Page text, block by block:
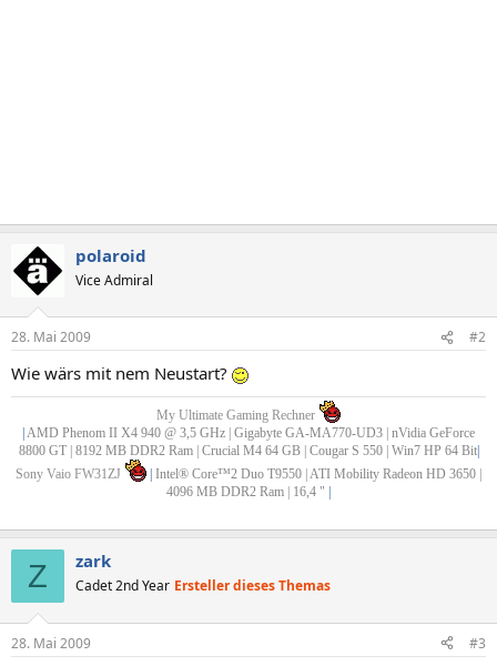
polaroid
Vice Admiral
28. Mai 2009 #2
Wie wärs mit nem Neustart?
My Ultimate Gaming Rechner
AMD Phenom II X4 940 @ 3,5 GHz | Gigabyte GA-MA770-UD3 | nVidia GeForce
8800 GT | 8192 MB DDR2 Ram | Crucial M4 64 GB | Cougar S 550 | Win7 HP 64 Bit|
Sony Vaio FW31ZJ
Intel® Core™2 Duo T9550 | ATI Mobility Radeon HD 3650 |
4096 MB DDR2 Ram | 16,4 "
Z zark
Cadet 2nd Year Ersteller dieses Themas
28. Mai 2009 #3